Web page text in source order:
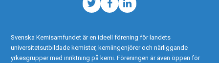
TwitterFacebook
LinkedIn
Svenska Kemisamfundet är en ideell förening för landets
universitetsutbildade kemister, kemiingenjörer och närliggande
yrkesgrupper med inriktning på kemi. Föreningen är även öppen för